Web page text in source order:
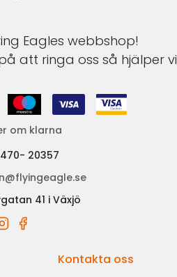
Eagles webbshop!
att ringa oss så hjälper
om klarna
20357
41 i Växjö
Kontakta oss